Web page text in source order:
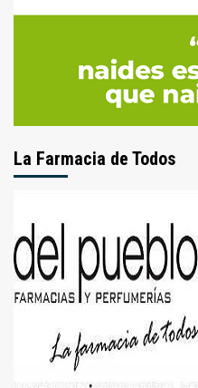
La Farmacia de Todos